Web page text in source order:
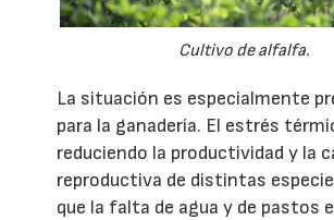
Cultivo de alfalfa.
La situación es especialmente
para la ganadería. El estrés
reduciendo la productividad y la
reproductiva de distintas
que la falta de agua y de pastos